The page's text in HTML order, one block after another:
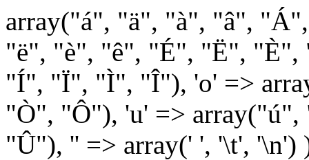
array("á", "ä", "à", "â",
"ë", "è", "ê", "É", "Ë",
"Í", "Ï", "Ì", "Î"), 'o' =>
"Ò", "Ô"), 'u' =>
"Û"), '' => array(' ', '\t',